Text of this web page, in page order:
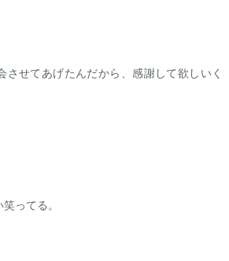
させてあげたんだから、感謝して欲しいく
ってる。